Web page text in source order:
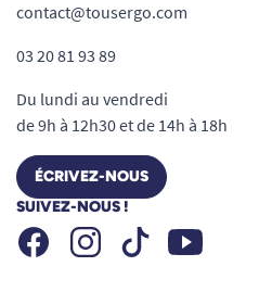
contact@tousergo.com
03 20 81 93 89
Du lundi au vendredi
de 9h à 12h30 et de 14h à 18h
ÉCRIVEZ-NOUS
SUIVEZ-NOUS !
FacebookInstagramTiktok Youtube